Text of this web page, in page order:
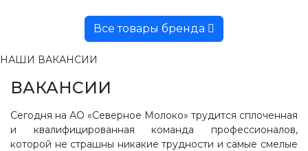
Все товары бренда
НАШИ ВАКАНСИИ
ВАКАНСИИ
Сегодня на АО «Северное Молоко» трудится сплоченная
и квалифицированная команда профессионалов,
которой не страшны никакие трудности и самые смелые